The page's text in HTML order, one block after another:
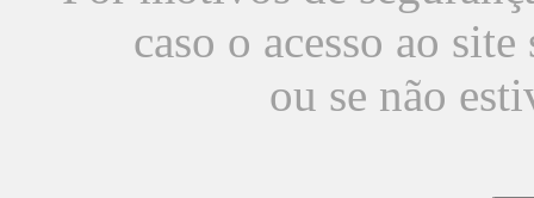
caso o acesso ao
ou se não